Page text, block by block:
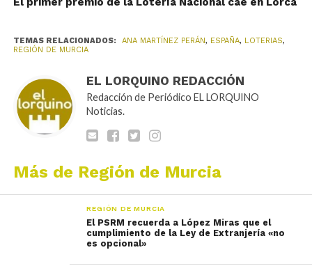
TEMAS RELACIONADOS: ANA MARTÍNEZ PERÁN, ESPAÑA, LOTERIAS,
REGIÓN DE MURCIA
EL LORQUINO REDACCIÓN
Redacción de Periódico EL LORQUINO
Noticias.
Más de Región de Murcia
REGIÓN DE MURCIA
El PSRM recuerda a López Miras que el
cumplimiento de la Ley de Extranjería «no
es opcional»